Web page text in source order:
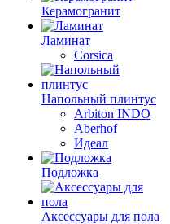
Керамогранит
Ламинат
Corsica
Напольный плинтус
Arbiton INDO
Aberhof
Идеал
Подложка
Аксессуары для пола